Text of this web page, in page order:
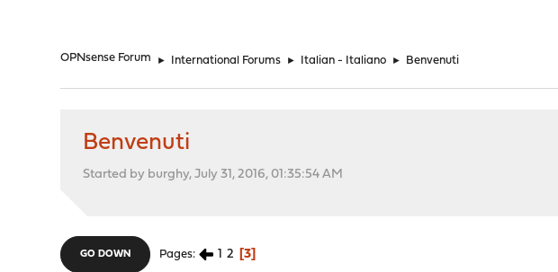
OPNsense Forum ► International Forums ► Italian - Italiano ► Benvenuti
Benvenuti
Started by burghy, July 31, 2016, 01:35:54 AM
GO DOWN Pages 1 2 3